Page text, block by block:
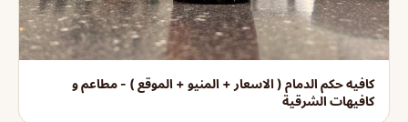
كافيه حكم الدمام ( الاسعار + المنيو + الموقع ) - مطاعم و
كافيهات الشرقية